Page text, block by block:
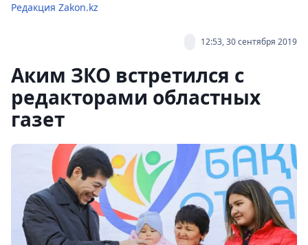
Редакция Zakon.kz
12:53, 30 сентября 2019
Аким ЗКО встретился с
редакторами областных
газет